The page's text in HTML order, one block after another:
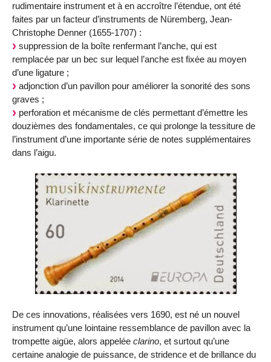
rudimentaire instrument et à en accroître l’étendue, ont été
faites par un facteur d’instruments de Nüremberg, Jean-
Christophe Denner (1655-1707) :
suppression de la boîte renfermant l’anche, qui est
remplacée par un bec sur lequel l’anche est fixée au moyen
d’une ligature ;
adjonction d’un pavillon pour améliorer la sonorité des sons
graves ;
perforation et mécanisme de clés permettant d’émettre les
douzièmes des fondamentales, ce qui prolonge la tessiture de
l’instrument d’une importante série de notes supplémentaires
dans l’aigu.
De ces innovations, réalisées vers 1690, est né un nouvel
instrument qu’une lointaine ressemblance de pavillon avec la
trompette aigüe, alors appelée clarino, et surtout qu’une
certaine analogie de puissance, de stridence et de brillance du